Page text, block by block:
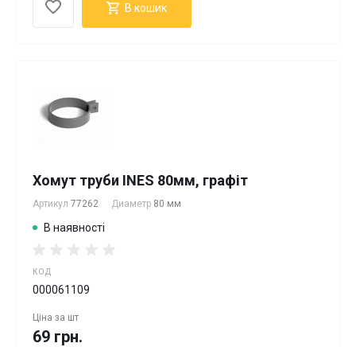
В кошик
Хомут труби INES 80мм, графіт
Артикул 77262 Диаметр 80 мм
В наявності
КОД
000061109
Ціна за шт
69 грн.